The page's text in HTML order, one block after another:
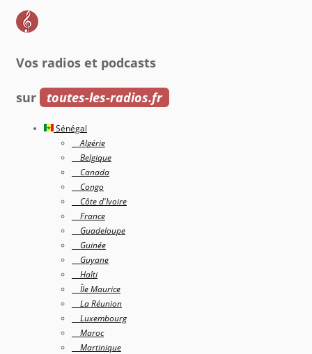
Vos radios et podcasts
sur toutes-les-radios.fr
Sénégal
Algérie
Belgique
Canada
Congo
Côte d'Ivoire
France
Guadeloupe
Guinée
Guyane
Haîti
Île Maurice
La Réunion
Luxembourg
Maroc
Martinique